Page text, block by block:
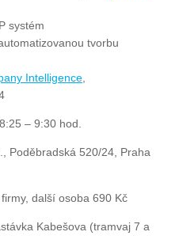
systém
tvorbu
Intelligence
– 9:30 hod.
Poděbradská 520/24, Praha
další osoba 690 Kč
Kabešova (tramvaj 7 a